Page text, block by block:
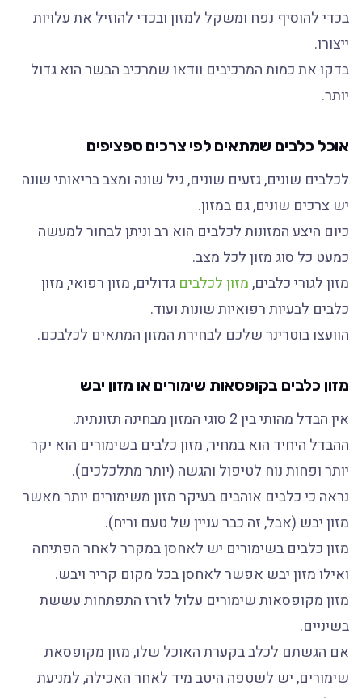
בכדי להוסיף נפח ומשקל למזון ובכדי להוזיל את עלויות
ייצורו.
בדקו את כמות המרכיבים וודאו שמרכיב הבשר הוא גדול
יותר.
אוכל כלבים שמתאים לפי צרכים ספציפים
לכלבים שונים, גזעים שונים, גיל שונה ומצב בריאותי שונה
יש צרכים שונים, גם במזון.
כיום היצע המזונות לכלבים הוא רב וניתן לבחור למעשה
כמעט כל סוג מזון לכל מצב.
מזון לגורי כלבים,מזון לכלבים גדולים, מזון רפואי, מזון
כלבים לבעיות רפואיות שונות ועוד.
הוועצו בוטרינר שלכם לבחירת המזון המתאים לכלבכם.
מזון כלבים בקופסאות שימורים או מזון יבש
אין הבדל מהותי בין 2 סוגי המזון מבחינה תזונתית.
ההבדל היחיד הוא במחיר, מזון כלבים בשימורים הוא יקר
יותר ופחות נוח לטיפול והגשה (יותר מתלכלכים).
נראה כי כלבים אוהבים בעיקר מזון משימורים יותר מאשר
מזון יבש (אבל, זה כבר עניין של טעם וריח).
מזון כלבים בשימורים יש לאחסן במקרר לאחר הפתיחה
ואילו מזון יבש אפשר לאחסן בכל מקום קריר ויבש.
מזון מקופסאות שימורים עלול לזרז התפתחות עששת
בשיניים.
אם הגשתם לכלב בקערת האוכל שלו, מזון מקופסאת
שימורים, יש לשטפה היטב מיד לאחר האכילה, למניעת